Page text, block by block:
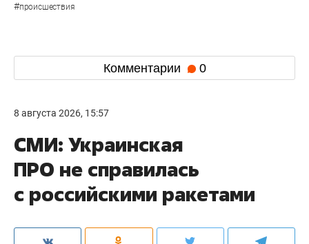
#происшествия
Комментарии 0
8 августа 2026, 15:57
СМИ: Украинская
ПРО не справилась
с российскими ракетами